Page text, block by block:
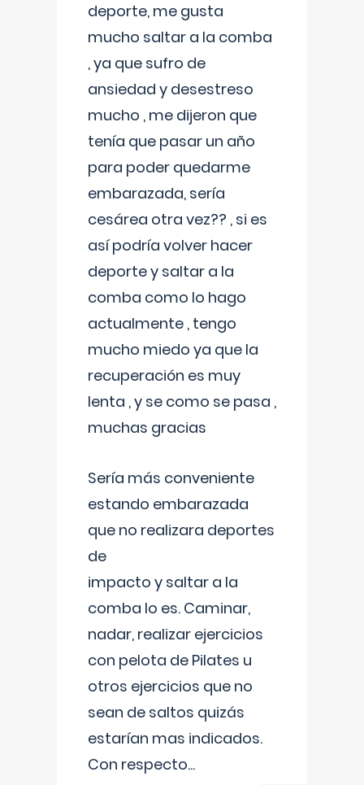
deporte, me gusta
mucho saltar a la comba
, ya que sufro de
ansiedad y desestreso
mucho , me dijeron que
tenía que pasar un año
para poder quedarme
embarazada, sería
cesárea otra vez?? , si es
así podría volver hacer
deporte y saltar a la
comba como lo hago
actualmente , tengo
mucho miedo ya que la
recuperación es muy
lenta , y se como se pasa ,
muchas gracias
Sería más conveniente
estando embarazada
que no realizara deportes
de
impacto y saltar a la
comba lo es. Caminar,
nadar, realizar ejercicios
con pelota de Pilates u
otros ejercicios que no
sean de saltos quizás
estarían mas indicados.
Con respecto...